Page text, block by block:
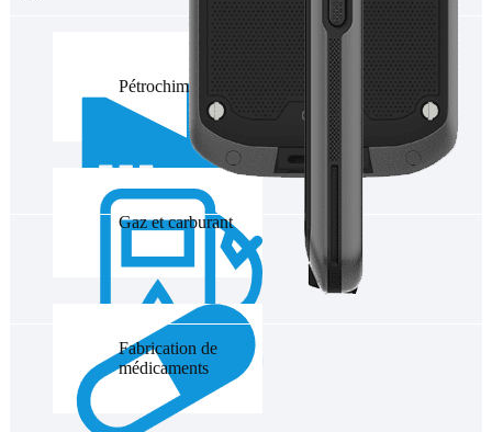
Pétrochimie
Gaz et carburant
Fabrication de
médicaments